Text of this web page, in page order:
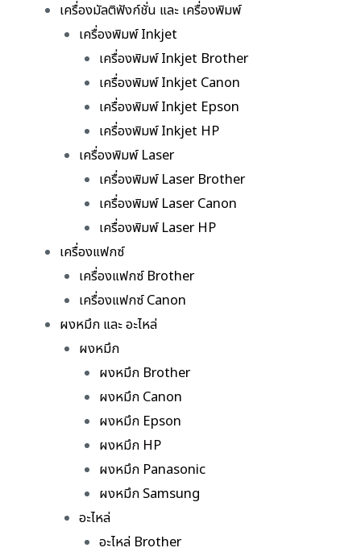
เครื่องมัลติฟังก์ชั่น และ เครื่องพิมพ์
เครื่องพิมพ์ Inkjet
เครื่องพิมพ์ Inkjet Brother
เครื่องพิมพ์ Inkjet Canon
เครื่องพิมพ์ Inkjet Epson
เครื่องพิมพ์ Inkjet HP
เครื่องพิมพ์ Laser
เครื่องพิมพ์ Laser Brother
เครื่องพิมพ์ Laser Canon
เครื่องพิมพ์ Laser HP
เครื่องแฟกซ์
เครื่องแฟกซ์ Brother
เครื่องแฟกซ์ Canon
ผงหมึก และ อะไหล่
ผงหมึก
ผงหมึก Brother
ผงหมึก Canon
ผงหมึก Epson
ผงหมึก HP
ผงหมึก Panasonic
ผงหมึก Samsung
อะไหล่
อะไหล่ Brother